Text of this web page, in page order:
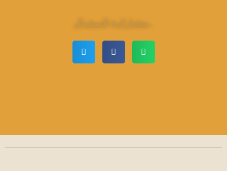
مشـاركــة الـمـقــال..